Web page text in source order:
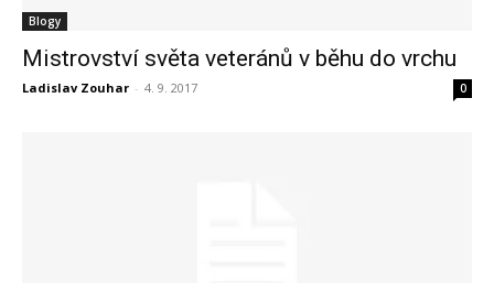
Blogy
Mistrovství světa veteránů v běhu do vrchu
Ladislav Zouhar - 4. 9. 2017 0